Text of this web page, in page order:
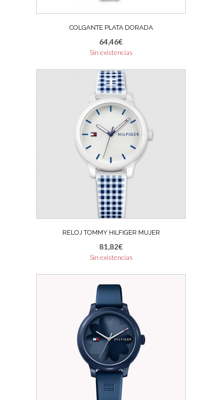
COLGANTE PLATA DORADA
64,46€
Sin existencias
RELOJ TOMMY HILFIGER MUJER
81,82€
Sin existencias